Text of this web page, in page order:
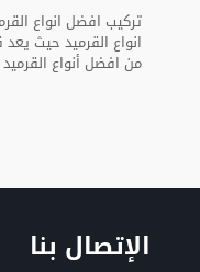
تركيب افضل انواع
انواع القرميد حيث
من افضل أنواع
الإتصال بنا